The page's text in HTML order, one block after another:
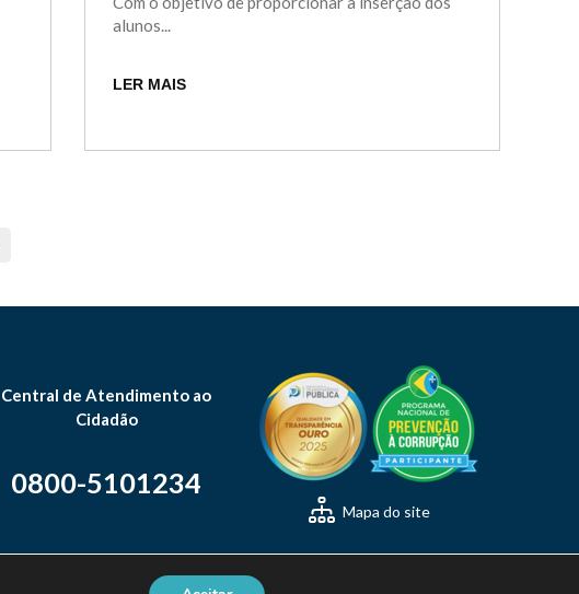
alunos...
LER MAIS
Central de Atendimento ao
Cidadão
0800-5101234
Mapa do site